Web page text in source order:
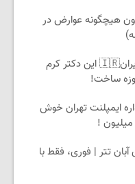
هیچگونه عوارض در
برای اولین بار در ایران🇮🇷 این دکتر کرم
ایمپلنت تهران خوش
تتری آبان تتر | فوری، فقط با